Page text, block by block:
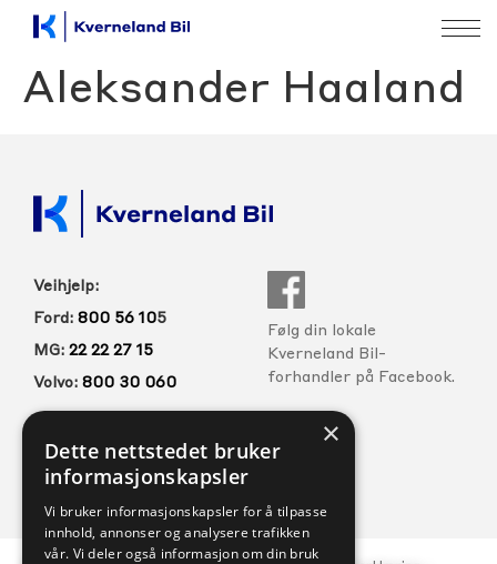
Aleksander Haaland
Veihjelp:
Ford: 800 56 105
MG: 22 22 27 15
Volvo: 800 30 060
Følg din lokale
Kverneland Bil-
forhandler på Facebook.
FORHANDLERE SERVICE
×
Dette nettstedet bruker
informasjonskapsler
Vi bruker informasjonskapsler for å tilpasse
innhold, annonser og analysere trafikken
vår. Vi deler også informasjon om din bruk